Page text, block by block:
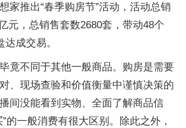
家推出“春季购房节”活动，活动总销
元，总销售套数2680套，带动48个
成交易。
竟不同于其他一般商品。购房是需要
、现场查验和价值衡量中谨慎决策的
间没能看到实物、全面了解商品信
的一般消费有很大区别。除此之外，